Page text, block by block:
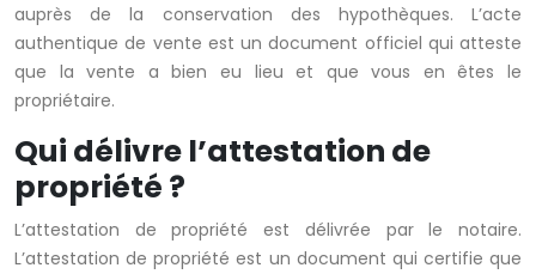
auprès de la conservation des hypothèques. L’acte
authentique de vente est un document officiel qui atteste
que la vente a bien eu lieu et que vous en êtes le
propriétaire.
Qui délivre l’attestation de
propriété ?
L’attestation de propriété est délivrée par le notaire.
L’attestation de propriété est un document qui certifie que